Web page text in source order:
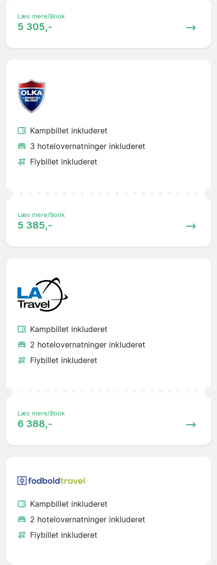
Læs mere/Book
5 305,-
Kampbillet inkluderet
3 hotelovernatninger inkluderet
Flybillet inkluderet
Læs mere/Book
5 385,-
Kampbillet inkluderet
2 hotelovernatninger inkluderet
Flybillet inkluderet
Læs mere/Book
6 388,-
Kampbillet inkluderet
2 hotelovernatninger inkluderet
Flybillet inkluderet